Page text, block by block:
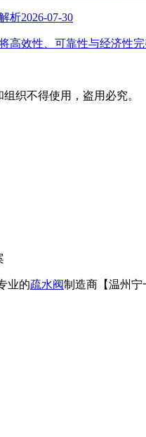
析2026-07-30
高效性、可靠性与经济性
织不得使用，盗用必究。
业的疏水阀制造商【温州宁